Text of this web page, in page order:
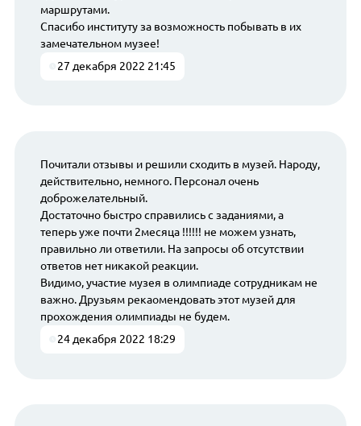
маршрутами.
Спасибо институту за возможность побывать в их
замечательном музее!
27 декабря 2022 21:45
Почитали отзывы и решили сходить в музей. Народу,
действительно, немного. Персонал очень
доброжелательный.
Достаточно быстро справились с заданиями, а
теперь уже почти 2месяца !!!!!! не можем узнать,
правильно ли ответили. На запросы об отсутствии
ответов нет никакой реакции.
Видимо, участие музея в олимпиаде сотрудникам не
важно. Друзьям рекаомендовать этот музей для
прохождения олимпиады не будем.
24 декабря 2022 18:29